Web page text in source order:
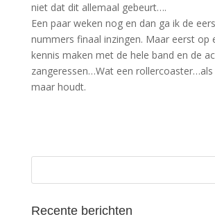
niet dat dit allemaal gebeurt….
Een paar weken nog en dan ga ik de
nummers finaal inzingen. Maar eerst op
kennis maken met de hele band en de
zangeressen…Wat een rollercoaster…als
maar houdt.
Recente berichten